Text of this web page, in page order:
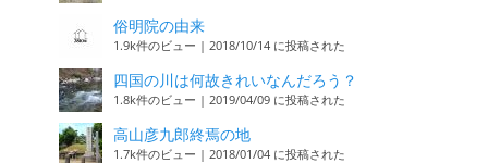
俗明院の由来
1.9k件のビュー | 2018/10/14 に投稿された
四国の川は何故きれいなんだろう？
1.8k件のビュー | 2019/04/09 に投稿された
高山彦九郎終焉の地
1.7k件のビュー | 2018/01/04 に投稿された